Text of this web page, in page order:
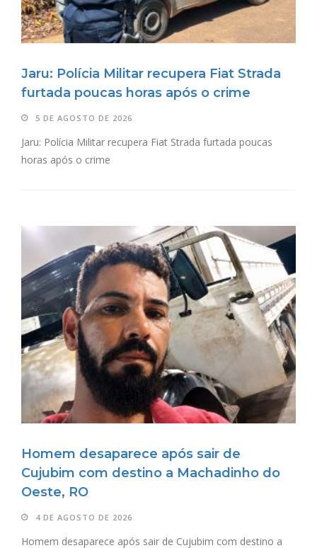
Jaru: Polícia Militar recupera Fiat Strada
furtada poucas horas após o crime
5 DE AGOSTO DE 2026
Jaru: Polícia Militar recupera Fiat Strada furtada poucas
horas após o crime
Homem desaparece após sair de
Cujubim com destino a Machadinho do
Oeste, RO
4 DE AGOSTO DE 2026
Homem desaparece após sair de Cujubim com destino a